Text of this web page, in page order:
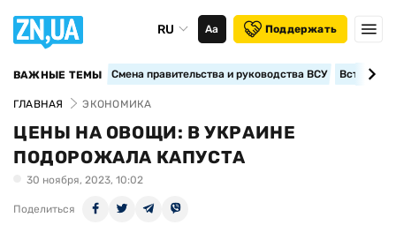
RU Аа Поддержать
ВАЖНЫЕ ТЕМЫ Смена правительства и руководства ВСУ
ГЛАВНАЯ ЭКОНОМИКА
ЦЕНЫ НА ОВОЩИ: В УКРАИНЕ
ПОДОРОЖАЛА КАПУСТА
30 ноября, 2023, 10:02
Поделиться